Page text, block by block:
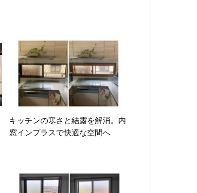
キッチンの寒さと結露を解消。内
窓インプラスで快適な空間へ